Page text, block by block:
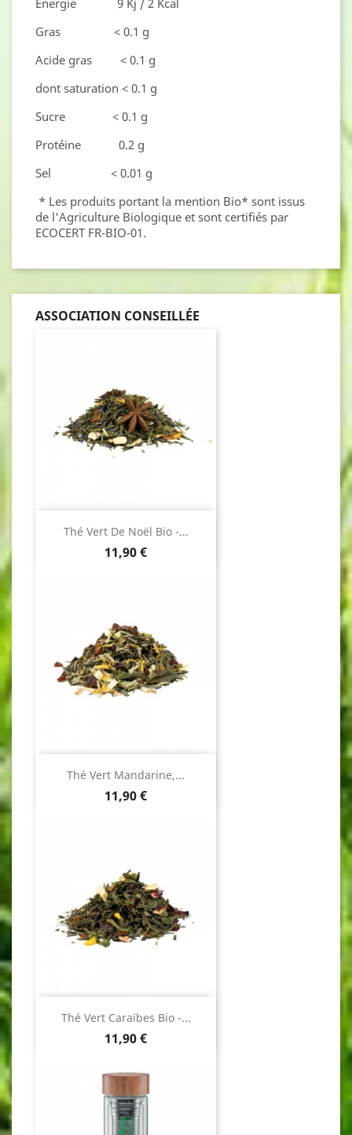
Energie 9 Kj / 2 Kcal
Gras < 0.1 g
Acide gras < 0.1 g
dont saturation < 0.1 g
Sucre < 0.1 g
Protéine 0.2 g
Sel < 0.01 g
* Les produits portant la mention Bio* sont issus
de l'Agriculture Biologique et sont certifiés par
ECOCERT FR-BIO-01.
ASSOCIATION CONSEILLÉE
Thé Vert De Noël Bio -...
Prix
11,90 €
Thé Vert Mandarine,...
Prix
11,90 €
Thé Vert Caraïbes Bio -...
Prix
11,90 €